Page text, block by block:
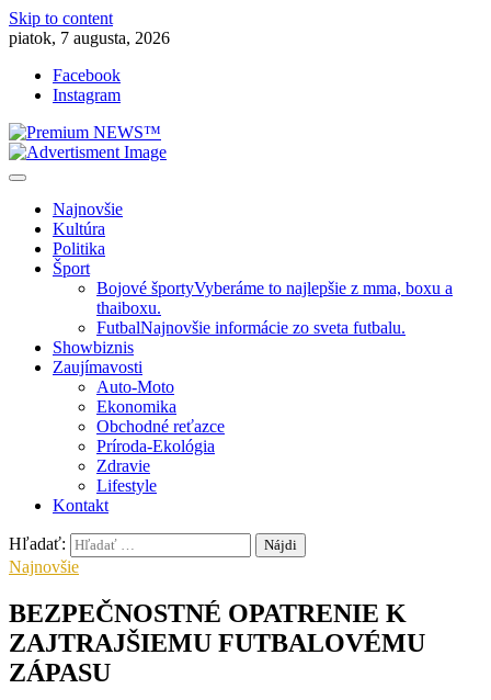
Skip to content
piatok, 7 augusta, 2026
Facebook
Instagram
Najnovšie
Kultúra
Politika
Šport
Bojové športyVyberáme to najlepšie z mma, boxu a
thaiboxu.
FutbalNajnovšie informácie zo sveta futbalu.
Showbiznis
Zaujímavosti
Auto-Moto
Ekonomika
Obchodné reťazce
Príroda-Ekológia
Zdravie
Lifestyle
Kontakt
Hľadať:
Najnovšie
BEZPEČNOSTNÉ OPATRENIE K
ZAJTRAJŠIEMU FUTBALOVÉMU
ZÁPASU